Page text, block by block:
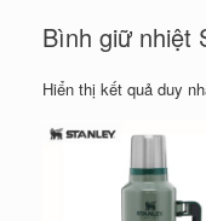
Bình giữ nhiệt
Hiển thị kết quả duy